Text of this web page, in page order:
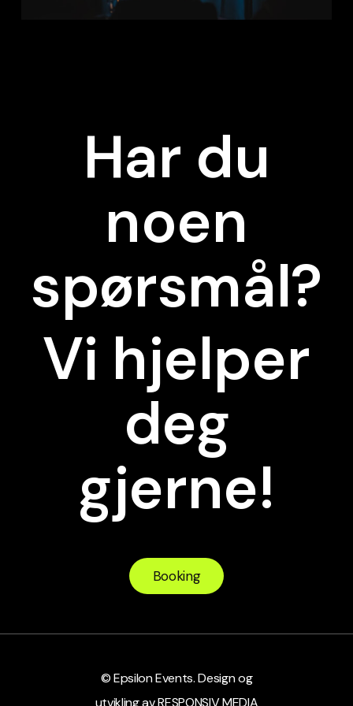
Har du
noen
spørsmål?
Vi hjelper
deg
gjerne!
Booking
©Epsilon Events. Design og